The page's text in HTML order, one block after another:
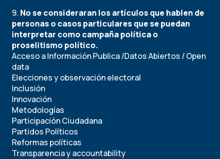
9. No se consideraran los artículos que hablen de
personas o casos particulares que se puedan
interpretar como campaña política o
proselitismo político.
Acceso a Información Publica /Datos Abiertos / Open
data
Elecciones y observación electoral
Inclusión
Innovación
Metodologías
Participación Ciudadana
Partidos Políticos
Reformas políticas
Transparencia y accountability